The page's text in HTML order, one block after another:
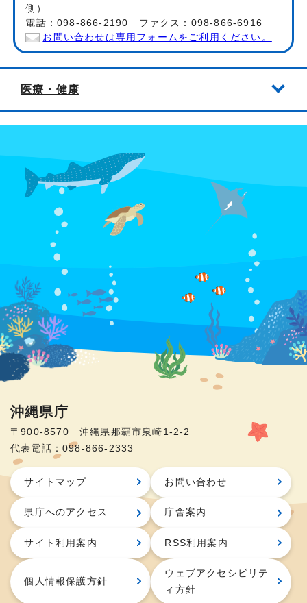
側）
電話：098-866-2190 ファクス：098-866-6916
お問い合わせは専用フォームをご利用ください。
医療・健康
沖縄県庁
〒900-8570 沖縄県那覇市泉崎1-2-2
代表電話：098-866-2333
サイトマップ お問い合わせ
県庁へのアクセス 庁舎案内
サイト利用案内 RSS利用案内
個人情報保護方針
ウェブアクセシビリテ
ィ方針